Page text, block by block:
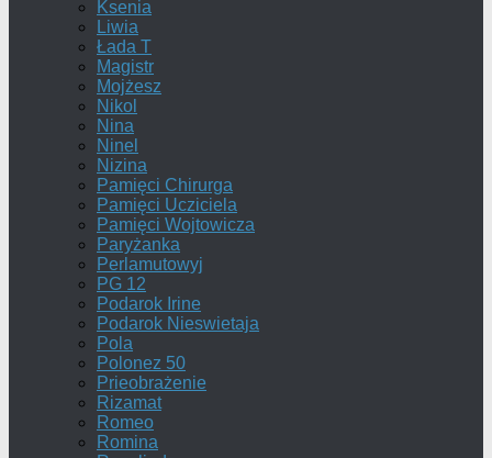
Ksenia
Liwia
Łada T
Magistr
Mojżesz
Nikol
Nina
Ninel
Nizina
Pamięci Chirurga
Pamięci Ucziciela
Pamięci Wojtowicza
Paryżanka
Perlamutowyj
PG 12
Podarok Irine
Podarok Nieswietaja
Pola
Polonez 50
Prieobrażenie
Rizamat
Romeo
Romina